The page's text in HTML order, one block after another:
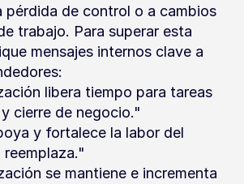
pérdida de control o a cambios
trabajo. Para superar esta
mensajes internos clave a
libera tiempo para tareas
cierre de negocio."
y fortalece la labor del
se mantiene e incrementa